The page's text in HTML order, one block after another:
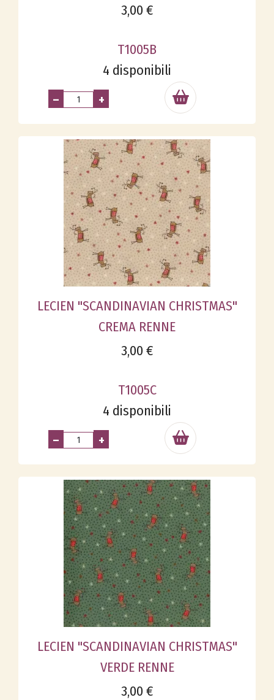
3,00 €
T1005B
4 disponibili
– +
LECIEN "SCANDINAVIAN CHRISTMAS"
CREMA RENNE
3,00 €
T1005C
4 disponibili
– +
LECIEN "SCANDINAVIAN CHRISTMAS"
VERDE RENNE
3,00 €